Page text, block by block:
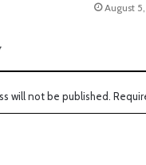
August
will not be published.